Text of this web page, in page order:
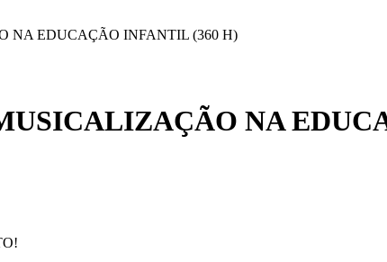
NA EDUCAÇÃO INFANTIL (360 H)
NA